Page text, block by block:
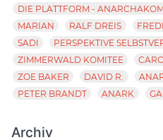
DIE PLATTFORM -
MARIAN
RALF DREIS
SADI
PERSPEKTIVE
ZIMMERWALD KOMITEE
ZOE BAKER
DAVID R.
PETER BRANDT
ANARK
Archiv